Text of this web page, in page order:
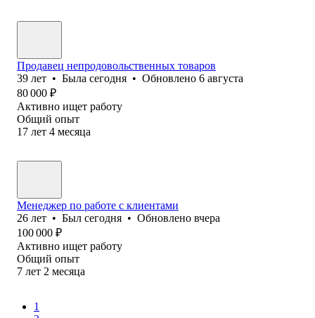
Продавец непродовольственных товаров
39 лет • Была сегодня • Обновлено 6 августа
80 000 ₽
Активно ищет работу
Общий опыт
17 лет 4 месяца
Менеджер по работе с клиентами
26 лет • Был сегодня • Обновлено вчера
100 000 ₽
Активно ищет работу
Общий опыт
7 лет 2 месяца
1